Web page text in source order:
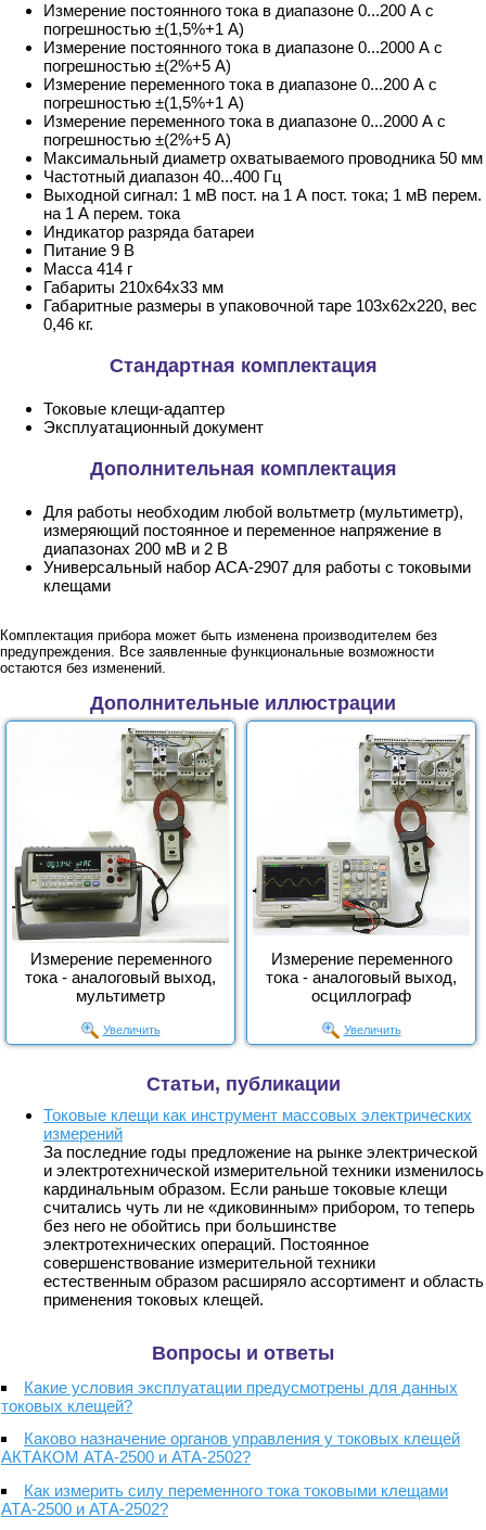
Измерение постоянного тока в диапазоне 0...200 А с
погрешностью ±(1,5%+1 А)
Измерение постоянного тока в диапазоне 0...2000 А с
погрешностью ±(2%+5 А)
Измерение переменного тока в диапазоне 0...200 А с
погрешностью ±(1,5%+1 А)
Измерение переменного тока в диапазоне 0...2000 А с
погрешностью ±(2%+5 А)
Максимальный диаметр охватываемого проводника 50 мм
Частотный диапазон 40...400 Гц
Выходной сигнал: 1 мВ пост. на 1 А пост. тока; 1 мВ перем.
на 1 А перем. тока
Индикатор разряда батареи
Питание 9 В
Масса 414 г
Габариты 210х64х33 мм
Габаритные размеры в упаковочной таре 103х62х220, вес
0,46 кг.
Стандартная комплектация
Токовые клещи-адаптер
Эксплуатационный документ
Дополнительная комплектация
Для работы необходим любой вольтметр (мультиметр),
измеряющий постоянное и переменное напряжение в
диапазонах 200 мВ и 2 В
Универсальный набор АСА-2907 для работы с токовыми
клещами
Комплектация прибора может быть изменена производителем без
предупреждения. Все заявленные функциональные возможности
остаются без изменений.
Дополнительные иллюстрации
Измерение переменного
тока - аналоговый выход,
мультиметр
Увеличить
Измерение переменного
тока - аналоговый выход,
осциллограф
Увеличить
Статьи, публикации
Токовые клещи как инструмент массовых электрических
измерений
За последние годы предложение на рынке электрической
и электротехнической измерительной техники изменилось
кардинальным образом. Если раньше токовые клещи
считались чуть ли не «диковинным» прибором, то теперь
без него не обойтись при большинстве
электротехнических операций. Постоянное
совершенствование измерительной техники
естественным образом расширяло ассортимент и область
применения токовых клещей.
Вопросы и ответы
Какие условия эксплуатации предусмотрены для данных
токовых клещей?
Каково назначение органов управления у токовых клещей
АКТАКОМ АТА-2500 и АТА-2502?
Как измерить силу переменного тока токовыми клещами
АТА-2500 и АТА-2502?